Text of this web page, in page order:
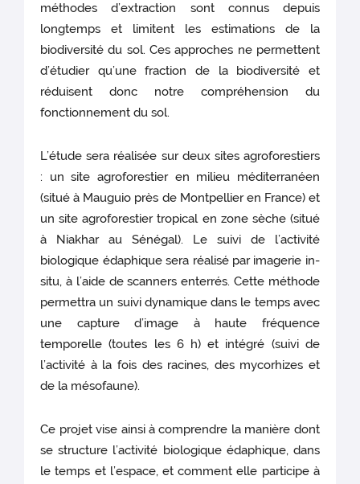
méthodes d’extraction sont connus depuis
longtemps et limitent les estimations de la
biodiversité du sol. Ces approches ne permettent
d’étudier qu’une fraction de la biodiversité et
réduisent donc notre compréhension du
fonctionnement du sol.
L’étude sera réalisée sur deux sites agroforestiers
: un site agroforestier en milieu méditerranéen
(situé à Mauguio près de Montpellier en France) et
un site agroforestier tropical en zone sèche (situé
à Niakhar au Sénégal). Le suivi de l’activité
biologique édaphique sera réalisé par imagerie in-
situ, à l’aide de scanners enterrés. Cette méthode
permettra un suivi dynamique dans le temps avec
une capture d’image à haute fréquence
temporelle (toutes les 6 h) et intégré (suivi de
l’activité à la fois des racines, des mycorhizes et
de la mésofaune).
Ce projet vise ainsi à comprendre la manière dont
se structure l’activité biologique édaphique, dans
le temps et l’espace, et comment elle participe à